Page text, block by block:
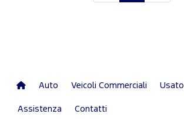
Auto Veicoli Commerciali Usato
Assistenza Contatti